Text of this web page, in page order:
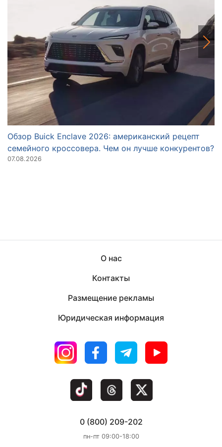
Обзор Buick Enclave 2026: американский рецепт
семейного кроссовера. Чем он лучше конкурентов?
07.08.2026
О нас
Контакты
Размещение рекламы
Юридическая информация
0 (800) 209-202
пн-пт 09:00-18:00